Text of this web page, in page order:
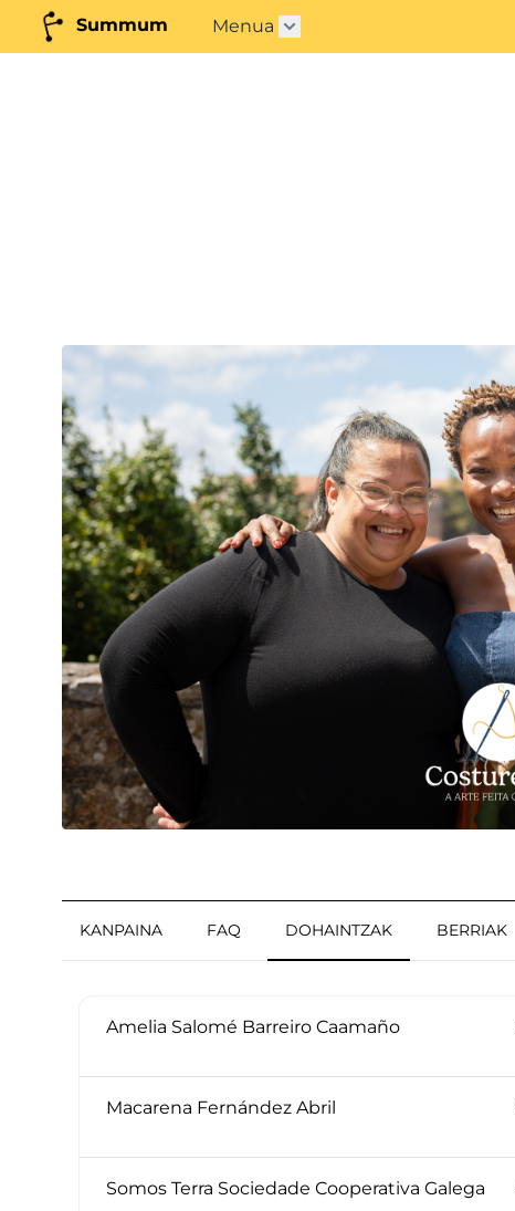
Summum Menua Azpimenua ireki"
KANPAINA FAQ DOHAINTZAK BERRIAK
Amelia Salomé Barreiro Caamaño
Macarena Fernández Abril
Somos Terra Sociedade Cooperativa Galega